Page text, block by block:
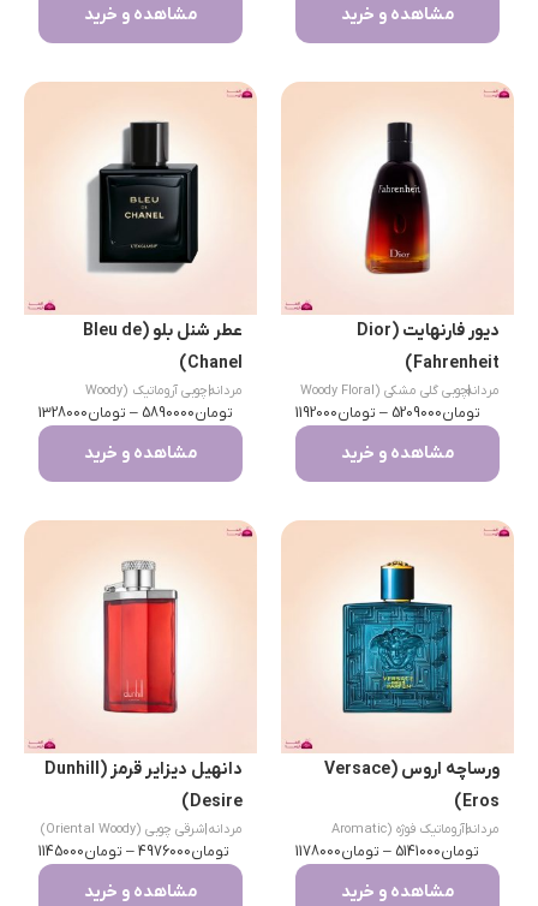
مشاهده و خرید مشاهده و خرید
دیور فارنهایت (Dior
Fahrenheit)
مردانه
|
چوبی گلی مشکی (Woody Floral
Musk)
تومان5209000
– تومان1192000
مشاهده و خرید
عطر شنل بلو (Bleu de
Chanel)
مردانه
|
چوبی آروماتیک (Woody
Aromatic)تومان5890000
– تومان1328000
مشاهده و خرید
ورساچه اروس (Versace
Eros)
مردانه|
آروماتیک فوژه (Aromatic
Fougere)
تومان5141000
– تومان1178000
مشاهده و خرید
دانهیل دیزایر قرمز (Dunhill
Desire)
مردانه شرقی چوبی (Oriental Woody)
تومان4976000
– تومان1145000
مشاهده و خرید